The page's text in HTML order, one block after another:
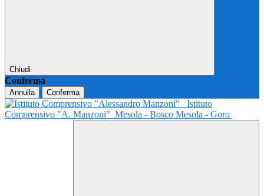
Chiudi
Conferma
Annulla Conferma
Istituto
Comprensivo "A. Manzoni" Mesola - Bosco Mesola - Goro